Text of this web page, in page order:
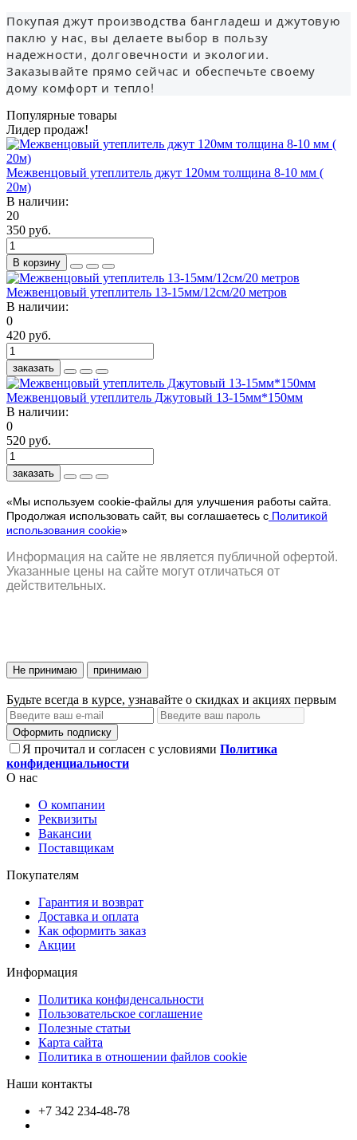
Покупая джут производства бангладеш и джутовую
паклю у нас, вы делаете выбор в пользу
надежности, долговечности и экологии.
Заказывайте прямо сейчас и обеспечьте своему
дому комфорт и тепло!
Популярные товары
Лидер продаж!
Межвенцовый утеплитель джут 120мм толщина 8-10 мм (
20м)
В наличии:
20
350 руб.
В корзину
Межвенцовый утеплитель 13-15мм/12см/20 метров
В наличии:
0
420 руб.
заказать
Межвенцовый утеплитель Джутовый 13-15мм*150мм
В наличии:
0
520 руб.
заказать
«Мы используем cookie-файлы для улучшения работы сайта.
Продолжая использовать сайт, вы соглашаетесь с Политикой
использования cookie»
Информация на сайте не является публичной офертой.
Указанные цены на сайте могут отличаться от
действительных.
Не принимаю принимаю
Будьте всегда в курсе, узнавайте о скидках и акциях первым
Оформить подписку
Я прочитал и согласен с условиями Политика
конфиденциальности
О нас
О компании
Реквизиты
Вакансии
Поставщикам
Покупателям
Гарантия и возврат
Доставка и оплата
Как оформить заказ
Акции
Информация
Политика конфиденсальности
Пользовательское соглашение
Полезные статьи
Карта сайта
Политика в отношении файлов cookie
Наши контакты
+7 342 234-48-78